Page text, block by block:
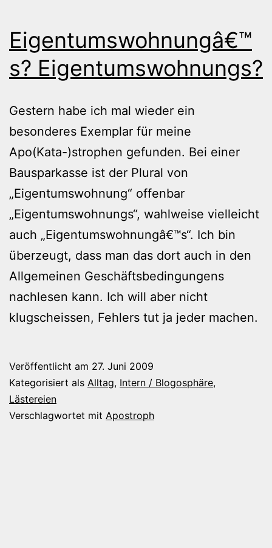
Eigentumswohnungâ€™
s? Eigentumswohnungs?
Gestern habe ich mal wieder ein
besonderes Exemplar für meine
Apo(Kata-)strophen gefunden. Bei einer
Bausparkasse ist der Plural von
„Eigentumswohnung“ offenbar
„Eigentumswohnungs“, wahlweise vielleicht
auch „Eigentumswohnungâ€™s“. Ich bin
überzeugt, dass man das dort auch in den
Allgemeinen Geschäftsbedingungens
nachlesen kann. Ich will aber nicht
klugscheissen, Fehlers tut ja jeder machen.
Veröffentlicht am 27. Juni 2009
Kategorisiert als Alltag, Intern / Blogosphäre,
Lästereien
Verschlagwortet mit Apostroph